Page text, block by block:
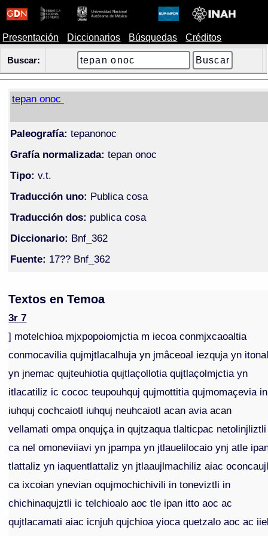
Presentación Diccionarios Búsquedas Créditos
Buscar:
tepan onoc
Paleografía: tepanonoc
Grafía normalizada: tepan onoc
Tipo: v.t.
Traducción uno: Publica cosa
Traducción dos: publica cosa
Diccionario: Bnf_362
Fuente: 17?? Bnf_362
Textos en Temoa
3r 7
] motelchioa mjxpopoiomjctia m iecoa conmjxcaoaltia
conmocavilia qujmjtlacalhuja yn jmâceoal iezquja yn
yn jnemac qujteuhiotia qujtlaçollotia qujtlaçolmjctia yn
itlacatiliz ic cococ teupouhquj qujmottitia qujmomaçevia in
iuhquj cochcaiotl iuhquj neuhcaiotl acan avia acan
vellamati ompa onqujça in qujtzaqua tlalticpac netolinjliztli
ca nel omoneviiavi yn jpampa yn jtlauelilocaio ynj atle
tlattaliz yn iaquentlattaliz yn jtlaaujlmachiliz aiac
ca ixcoian ynevian oqujmochichivili in toneviztli in
chichinaqujztli ic telchioalo aoc tle ipan itto aoc ac
qujtlacamati aiac icnjuh qujchioa yioca quetzalo aoc ac